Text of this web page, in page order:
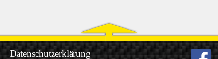
Datenschutzerklärung